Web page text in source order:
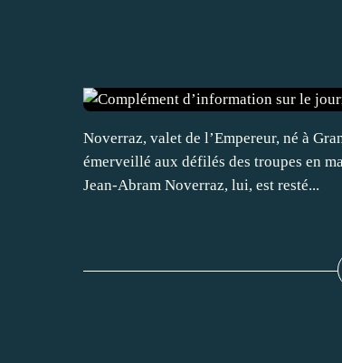
Noverraz, valet de l’Empereur, né à
émerveillé aux défilés des troupes en
Jean-Abram Noverraz, lui, est resté...